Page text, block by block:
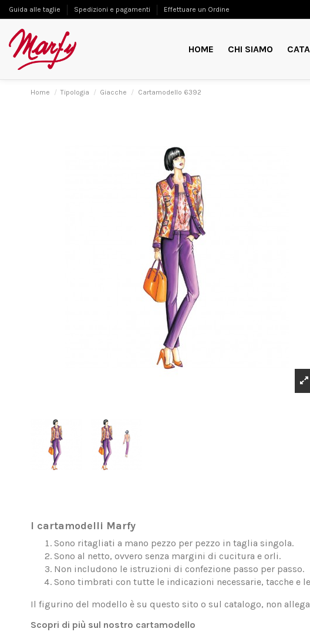
Guida alle taglie Spedizioni e pagamenti Effettuare un Ordine
HOME CHI SIAMO
Home Tipologia Giacche Cartamodello 6392
I cartamodelli Marfy
Sono ritagliati a mano pezzo per pezzo in taglia singola.
Sono al netto, ovvero senza margini di cucitura e orli.
Non includono le istruzioni di confezione passo per passo.
Sono timbrati con tutte le indicazioni necessarie, tacche e
Il figurino del modello è su questo sito o sul catalogo, non
Scopri di più sul nostro cartamodello